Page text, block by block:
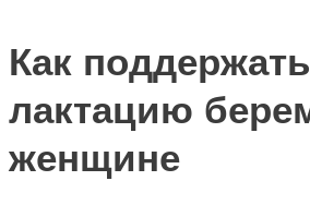
Как поддержать
лактацию
женщине